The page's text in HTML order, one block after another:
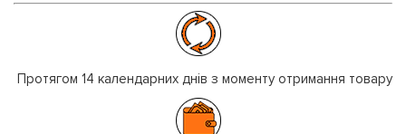
Протягом 14 календарних днів з моменту отримання товару